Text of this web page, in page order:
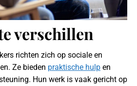
verschillen
richten zich op sociale en
Ze bieden praktische hulp en
Hun werk is vaak gericht op